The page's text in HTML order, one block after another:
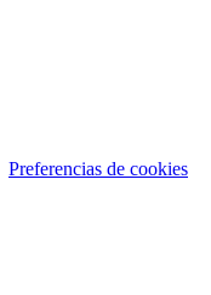
Preferencias de cookies